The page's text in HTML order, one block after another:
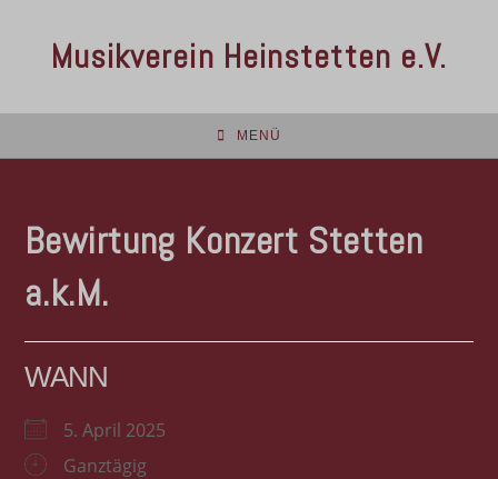
Musikverein Heinstetten e.V.
MENÜ
Bewirtung Konzert Stetten
a.k.M.
WANN
5. April 2025
Ganztägig